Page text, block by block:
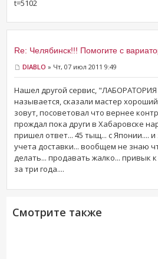
t=5102
Re: Челябинск!!! Помогите с
DIABLO » Чт, 07 июл 2011 9:49
Нашел другой сервис,
называется, сказали мастер
зовут, посоветовал что вернее
прождал пока други в Хабаровске
пришел ответ... 45 тыщ... с Японии.... и
учета доставки... вообщем не знаю
делать... продавать жалко... привык
за три года....
Смотрите также